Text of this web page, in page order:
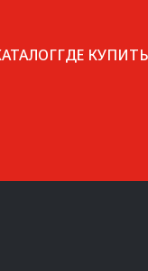
ГДЕ КУПИТЬ